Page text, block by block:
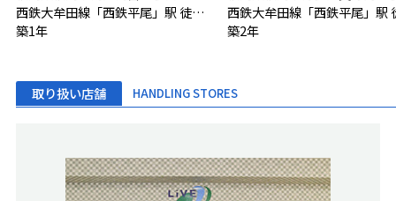
西鉄大牟田線「西鉄平尾」駅 徒歩2分
築1年
築2年
取り扱い店舗 HANDLING STORES